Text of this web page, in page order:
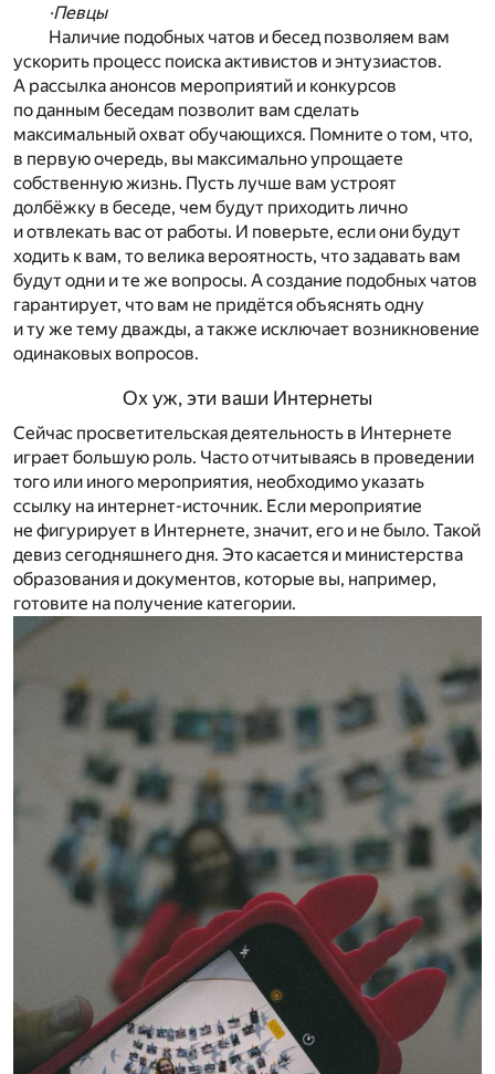
·Певцы
Наличие подобных чатов и бесед позволяем вам
ускорить процесс поиска активистов и энтузиастов.
А рассылка анонсов мероприятий и конкурсов
по данным беседам позволит вам сделать
максимальный охват обучающихся. Помните о том, что,
в первую очередь, вы максимально упрощаете
собственную жизнь. Пусть лучше вам устроят
долбёжку в беседе, чем будут приходить лично
и отвлекать вас от работы. И поверьте, если они будут
ходить к вам, то велика вероятность, что задавать вам
будут одни и те же вопросы. А создание подобных чатов
гарантирует, что вам не придётся объяснять одну
и ту же тему дважды, а также исключает возникновение
одинаковых вопросов.
Ох уж, эти ваши Интернеты
Сейчас просветительская деятельность в Интернете
играет большую роль. Часто отчитываясь в проведении
того или иного мероприятия, необходимо указать
ссылку на интернет-источник. Если мероприятие
не фигурирует в Интернете, значит, его и не было. Такой
девиз сегодняшнего дня. Это касается и министерства
образования и документов, которые вы, например,
готовите на получение категории.